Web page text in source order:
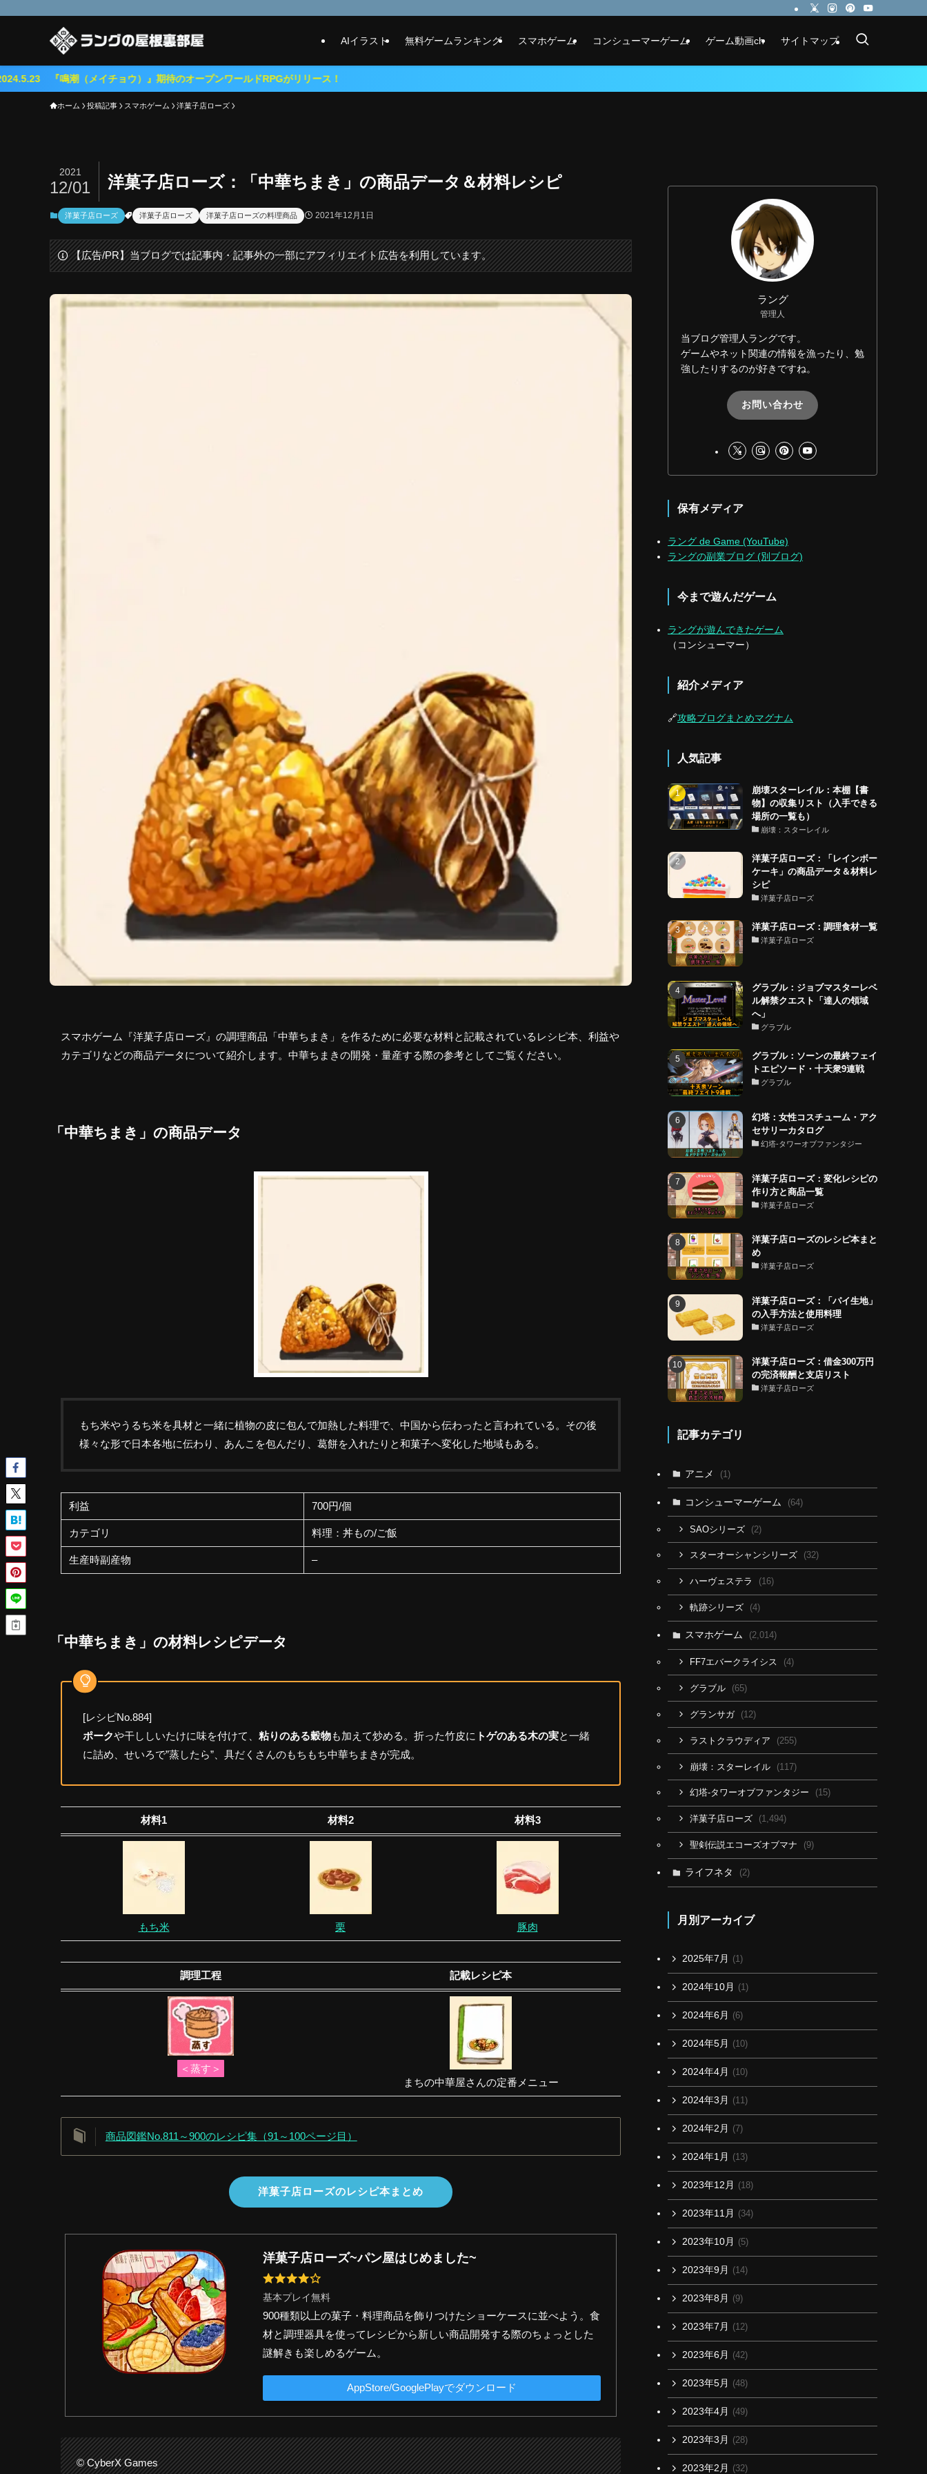
AIイラスト 無料ゲームランキング スマホゲーム コンシューマーゲーム ゲーム動画ch サイトマップ
イチョウ）』期待のオープンワールドRPGがリリース！
ホーム 投稿記事 スマホゲーム 洋菓子店ローズ
洋菓子店ローズ：「中華ちまき」の商品データ＆材料レシピ
2021
12/01
洋菓子店ローズ 洋菓子店ローズ 洋菓子店ローズの料理商品 2021年12月1日
【広告/PR】当ブログでは記事内・記事外の一部にアフィリエイト広告を利用しています。
スマホゲーム『洋菓子店ローズ』の調理商品「中華ちまき」を作るために必要な材料と記載されているレシピ本、利益や
カテゴリなどの商品データについて紹介します。中華ちまきの開発・量産する際の参考としてご覧ください。
「中華ちまき」の商品データ
もち米やうるち米を具材と一緒に植物の皮に包んで加熱した料理で、中国から伝わったと言われている。その後
様々な形で日本各地に伝わり、あんこを包んだり、葛餅を入れたりと和菓子へ変化した地域もある。
利益 700円/個
カテゴリ 料理：丼もの/ご飯
生産時副産物 –
「中華ちまき」の材料レシピデータ
[レシピNo.884]
ポークや干ししいたけに味を付けて、 粘りのある穀物も加えて炒める。折った竹皮に トゲのある木の実と一緒
に詰め、せいろで”蒸したら”、具だくさんのもちもち中華ちまきが完成。
材料1 材料2 材料3
もち米 栗 豚肉
調理工程 記載レシピ本
＜蒸す＞
まちの中華屋さんの定番メニュー
商品図鑑No.811～900のレシピ集（91～100ページ目）
洋菓子店ローズのレシピ本まとめ
洋菓子店ローズ~パン屋はじめました~
基本プレイ無料
900種類以上の菓子・料理商品を飾りつけたショーケースに並べよう。食
材と調理器具を使ってレシピから新しい商品開発する際のちょっとした
謎解きも楽しめるゲーム。
AppStore/GooglePlayでダウンロード
© CyberX Games
ラング
管理人
当ブログ管理人ラングです。
ゲームやネット関連の情報を漁ったり、勉
強したりするのが好きですね。
お問い合わせ
保有メディア
ラング de Game (YouTube)
ラングの副業ブログ (別ブログ)
今まで遊んだゲーム
ラングが遊んできたゲーム
（コンシューマー）
紹介メディア
🔗攻略ブログまとめマグナム
人気記事
崩壊スターレイル：本棚【書
物】の収集リスト（入手できる
場所の一覧も）
崩壊：スターレイル
洋菓子店ローズ：「レインボー
ケーキ」の商品データ＆材料レ
シピ
洋菓子店ローズ
洋菓子店ローズ：調理食材一覧
洋菓子店ローズ
グラブル：ジョブマスターレベ
ル解禁クエスト「達人の領域
へ」
グラブル
グラブル：ソーンの最終フェイ
トエピソード・十天衆9連戦
グラブル
幻塔：女性コスチューム・アク
セサリーカタログ
幻塔-タワーオブファンタジー
洋菓子店ローズ：変化レシピの
作り方と商品一覧
洋菓子店ローズ
洋菓子店ローズのレシピ本まと
め
洋菓子店ローズ
洋菓子店ローズ：「パイ生地」
の入手方法と使用料理
洋菓子店ローズ
洋菓子店ローズ：借金300万円
の完済報酬と支店リスト
洋菓子店ローズ
記事カテゴリ
アニメ (1)
コンシューマーゲーム (64)
SAOシリーズ (2)
スターオーシャンシリーズ (32)
ハーヴェステラ (16)
軌跡シリーズ (4)
スマホゲーム (2,014)
FF7エバークライシス (4)
グラブル (65)
グランサガ (12)
ラストクラウディア (255)
崩壊：スターレイル (117)
幻塔-タワーオブファンタジー (15)
洋菓子店ローズ (1,494)
聖剣伝説エコーズオブマナ (9)
ライフネタ (2)
月別アーカイブ
2025年7月 (1)
2024年10月 (1)
2024年6月 (6)
2024年5月 (10)
2024年4月 (10)
2024年3月 (11)
2024年2月 (7)
2024年1月 (13)
2023年12月 (18)
2023年11月 (34)
2023年10月 (5)
2023年9月 (14)
2023年8月 (9)
2023年7月 (12)
2023年6月 (42)
2023年5月 (48)
2023年4月 (49)
2023年3月 (28)
2023年2月 (32)